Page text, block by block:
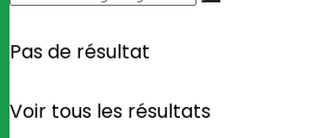
Pas de résultat
Voir tous les résultats